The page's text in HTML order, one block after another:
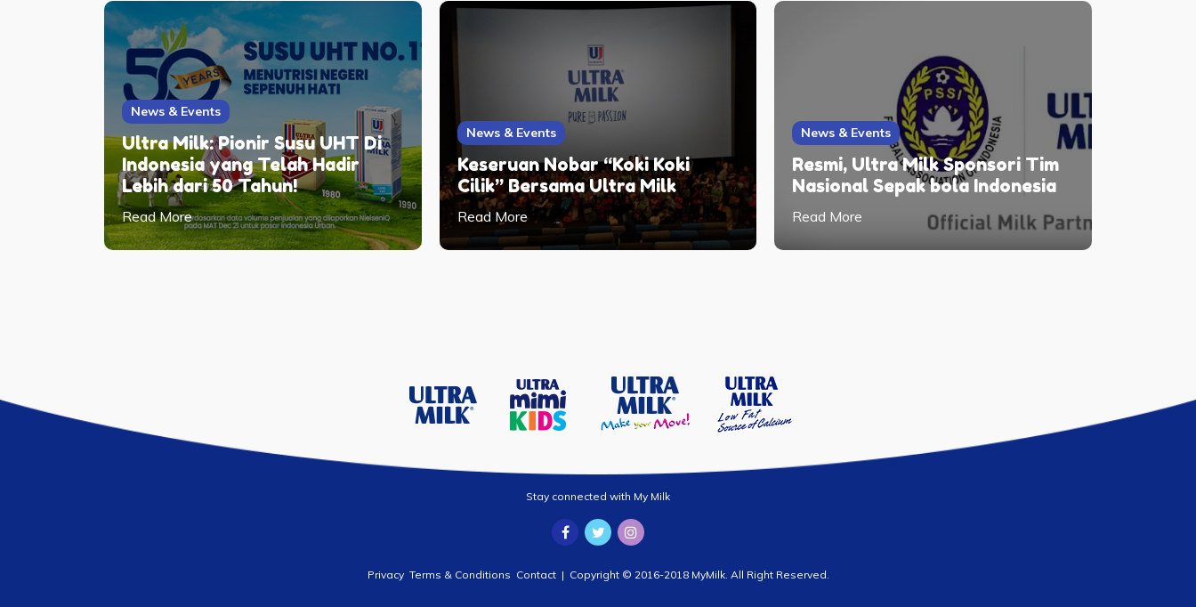
News & Events
Ultra Milk: Pionir Susu UHT Di
Indonesia yang Telah Hadir
Lebih dari 50 Tahun!
Read More
News & Events
Keseruan Nobar “Koki Koki
Cilik” Bersama Ultra Milk
Read More
News & Events
Resmi, Ultra Milk Sponsori Tim
Nasional Sepak bola Indonesia
Read More
Stay connected with My Milk
Privacy Terms & Conditions Contact| Copyright © 2016-2018 MyMilk. All Right Reserved.